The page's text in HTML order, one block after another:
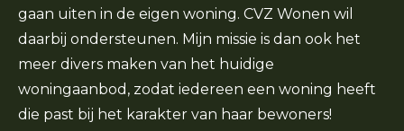
gaan uiten in de eigen woning. CVZ Wonen wil
daarbij ondersteunen. Mijn missie is dan ook het
meer divers maken van het huidige
woningaanbod, zodat iedereen een woning heeft
die past bij het karakter van haar bewoners!